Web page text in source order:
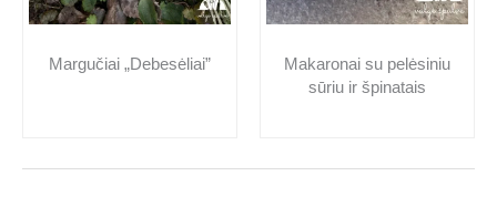
Margučiai „Debesėliai”
Makaronai su pelėsiniu
sūriu ir špinatais